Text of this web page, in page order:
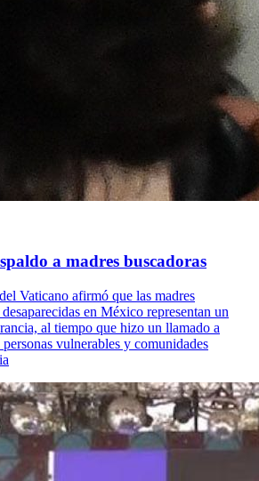
a madres buscadoras
Vaticano afirmó que las madres
en México representan un
al tiempo que hizo un llamado a
vulnerables y comunidades